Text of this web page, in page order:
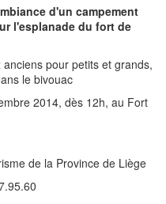
d'un campement
l'esplanade du fort de
pour petits et grands,
le bivouac
2014, dès 12h, au Fort
de la Province de Liège